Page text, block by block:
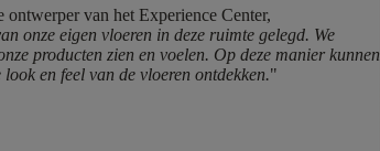
ontwerper van het Experience Center,
onze eigen vloeren in deze ruimte gelegd. We
producten zien en voelen. Op deze manier kunnen
en feel van de vloeren ontdekken."